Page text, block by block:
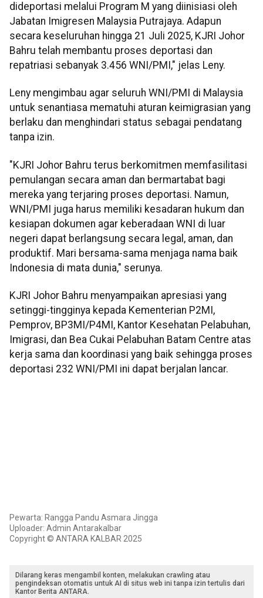
dideportasi melalui Program M yang diinisiasi oleh
Jabatan Imigresen Malaysia Putrajaya. Adapun
secara keseluruhan hingga 21 Juli 2025, KJRI Johor
Bahru telah membantu proses deportasi dan
repatriasi sebanyak 3.456 WNI/PMI," jelas Leny.
Leny mengimbau agar seluruh WNI/PMI di Malaysia
untuk senantiasa mematuhi aturan keimigrasian yang
berlaku dan menghindari status sebagai pendatang
tanpa izin.
"KJRI Johor Bahru terus berkomitmen memfasilitasi
pemulangan secara aman dan bermartabat bagi
mereka yang terjaring proses deportasi. Namun,
WNI/PMI juga harus memiliki kesadaran hukum dan
kesiapan dokumen agar keberadaan WNI di luar
negeri dapat berlangsung secara legal, aman, dan
produktif. Mari bersama-sama menjaga nama baik
Indonesia di mata dunia," serunya.
KJRI Johor Bahru menyampaikan apresiasi yang
setinggi-tingginya kepada Kementerian P2MI,
Pemprov, BP3MI/P4MI, Kantor Kesehatan Pelabuhan,
Imigrasi, dan Bea Cukai Pelabuhan Batam Centre atas
kerja sama dan koordinasi yang baik sehingga proses
deportasi 232 WNI/PMI ini dapat berjalan lancar.
Pewarta: Rangga Pandu Asmara Jingga
Uploader: Admin Antarakalbar
Copyright © ANTARA KALBAR 2025
Dilarang keras mengambil konten, melakukan crawling atau
pengindeksan otomatis untuk AI di situs web ini tanpa izin tertulis dari
Kantor Berita ANTARA.